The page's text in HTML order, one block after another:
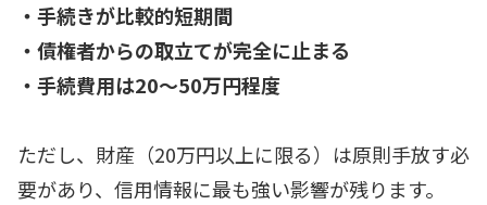
・手続きが比較的短期間
・債権者からの取立てが完全に止まる
・手続費用は20〜50万円程度
ただし、財産（20万円以上に限る）は原則手放す必
要があり、信用情報に最も強い影響が残ります。